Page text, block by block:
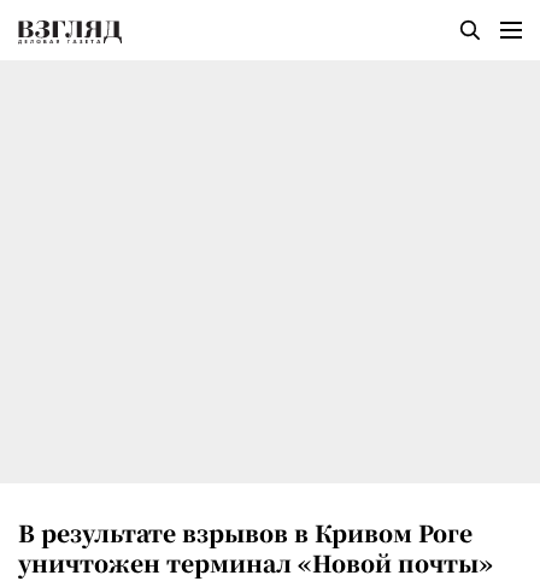
В результате взрывов в Кривом Роге
уничтожен терминал «Новой почты»